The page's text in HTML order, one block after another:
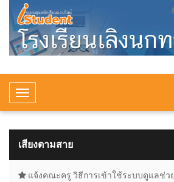
T
o
g
e
เสียงตามสาย
แจ้งคณะครู วิธีการเข้าใช้ระบบดูแลช่ว